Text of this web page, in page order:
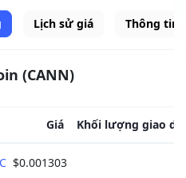
Lịch sử giá Thông tin
(CANN)
Giá Khối lượng giao
$0.001303